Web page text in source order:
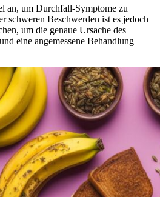
an, um Durchfall-Symptome zu
schweren Beschwerden ist es jedoch
um die genaue Ursache des
eine angemessene Behandlung